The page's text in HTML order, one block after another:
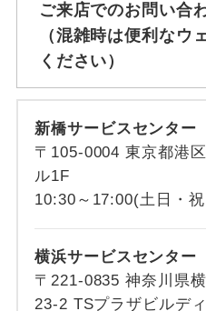
ご来店でのお問い合
（混雑時は便利なウ
ください）
新橋サービスセンター
〒105-0004 東京都港
ル1F
10:30～17:00(土日・
横浜サービスセンター
〒221-0835 神奈川県
23-2 TSプラザビルデ